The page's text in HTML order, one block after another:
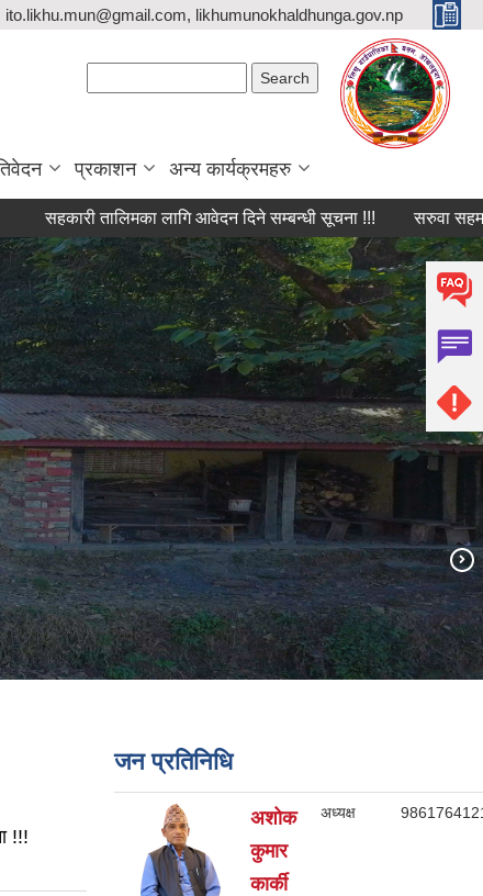
ito.likhu.mun@gmail.com, likhumunokhaldhunga.gov.np
प्रकाशन अन्य कार्यक्रमहरु
सहकारी तालिमका लागि आवेदन दिने सम्बन्धी सूचना !!! सरुवा सहमति
!!!
जन प्रतिनिधि
अशोक
कुमार
कार्की
अध्यक्ष